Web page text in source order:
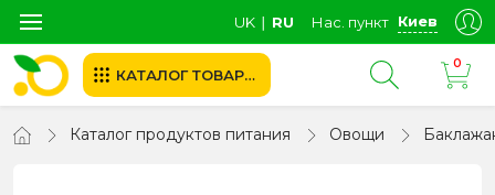
UK ∣ RU Нас. пункт Киев
КАТАЛОГ ТОВАРОВ
0
Каталог продуктов питания Овощи